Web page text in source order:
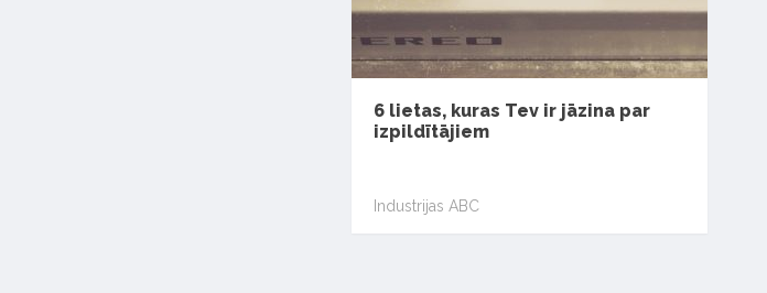
6 lietas, kuras Tev ir jāzina par
izpildītājiem
Industrijas ABC